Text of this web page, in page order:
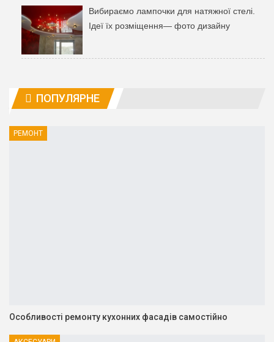
Вибираємо лампочки для натяжної стелі.
Ідеї ​​їх розміщення— фото дизайну
ПОПУЛЯРНЕ
РЕМОНТ
Особливості ремонту кухонних фасадів самостійно